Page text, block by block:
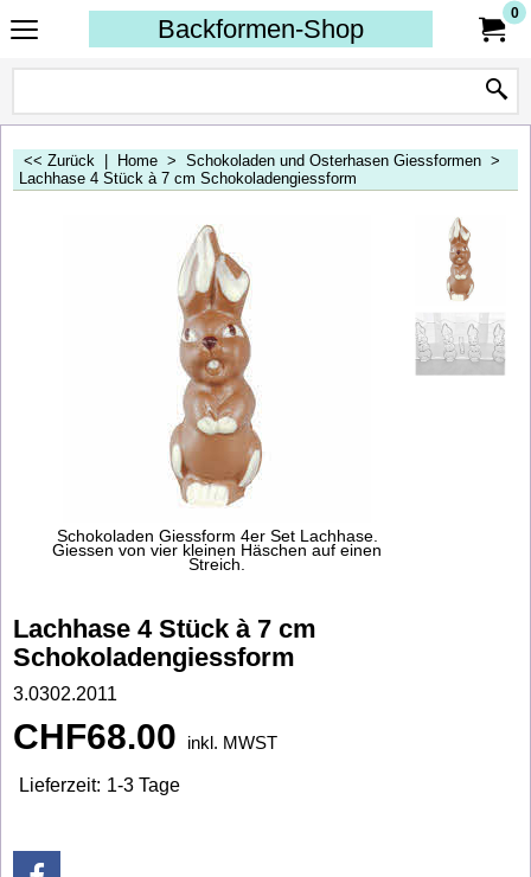
Backformen-Shop
0
<< Zurück Home > Schokoladen und Osterhasen Giessformen >
Lachhase 4 Stück à 7 cm Schokoladengiessform
Schokoladen Giessform 4er Set Lachhase.
Giessen von vier kleinen Häschen auf einen
Streich.
Lachhase 4 Stück à 7 cm
Schokoladengiessform
3.0302.2011
CHF68.00 inkl. MWST
Lieferzeit: 1-3 Tage